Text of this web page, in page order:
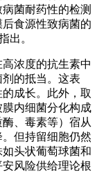
菌耐药性的检测
食源性致病菌的
出。
浓度的抗生素中
的抵当。这表
成长。此外，取
内细菌分化构成
、毒素等）宿从
但持留细胞仍然
头状葡萄球菌和
风险供给理论根